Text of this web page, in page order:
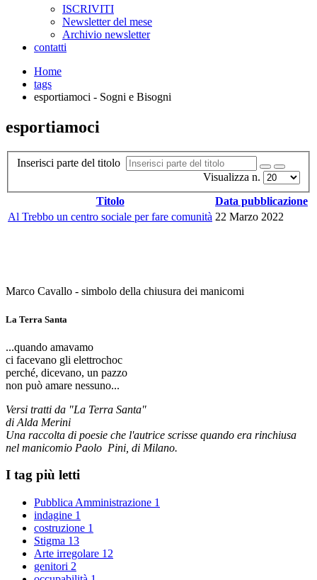
ISCRIVITI
Newsletter del mese
Archivio newsletter
contatti
Home
tags
esportiamoci - Sogni e Bisogni
esportiamoci
Inserisci parte del titolo
Visualizza n.
Titolo
Data pubblicazione
Al Trebbo un centro sociale per fare comunità 22 Marzo 2022
Marco Cavallo - simbolo della chiusura dei manicomi
La Terra Santa
...quando amavamo
ci facevano gli elettrochoc
perché, dicevano, un pazzo
non può amare nessuno...
Versi tratti da "La Terra Santa"
di Alda Merini
Una raccolta di poesie che l'autrice scrisse quando era rinchiusa
nel manicomio Paolo Pini, di Milano.
I tag più letti
Pubblica Amministrazione 1
indagine 1
costruzione 1
Stigma 13
Arte irregolare 12
genitori 2